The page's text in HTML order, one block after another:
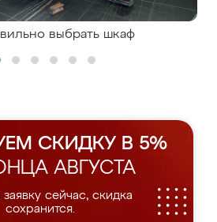
выбрать шкаф
СКИДКУ В 5%
АВГУСТА
заявку сейчас, скидка
сохранится.